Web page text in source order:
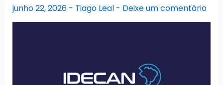
te
ajudar?
junho 22, 2026 - Tiago Leal - Deixe um comentário